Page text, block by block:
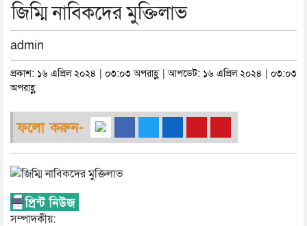
জিম্মি নাবিকদের মুক্তিলাভ
admin
প্রকাশ: ১৬ এপ্রিল ২০২৪ | ০৩:০৩ অপরাহ্ণ | আপডেট: ১৬ এপ্রিল ২০২৪ | ০৩:০৩
অপরাহ্ণ
ফলো করুন-
সম্পাদকীয়: